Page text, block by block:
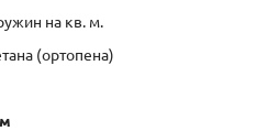
на кв. м.
(ортопена)